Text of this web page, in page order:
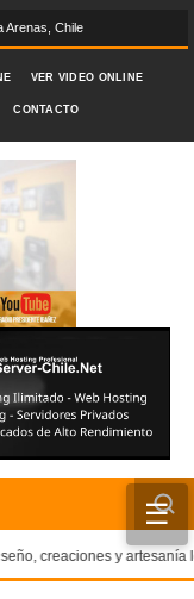
Arenas, Chile
VER VIDEO ONLINE
CONTACTO
☰
creaciones y